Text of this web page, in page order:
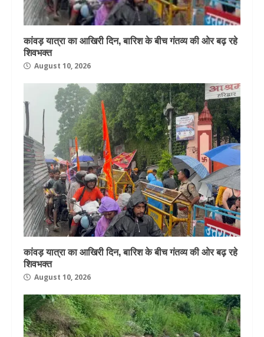
कांवड़ यात्रा का आखिरी दिन, बारिश के बीच गंतव्य की ओर बढ़ रहे
शिवभक्त
August 10, 2026
कांवड़ यात्रा का आखिरी दिन, बारिश के बीच गंतव्य की ओर बढ़ रहे
शिवभक्त
August 10, 2026